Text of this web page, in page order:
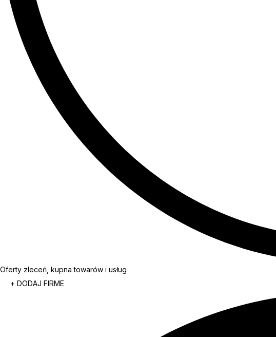
Oferty zleceń, kupna towarów i usług
+ DODAJ FIRME